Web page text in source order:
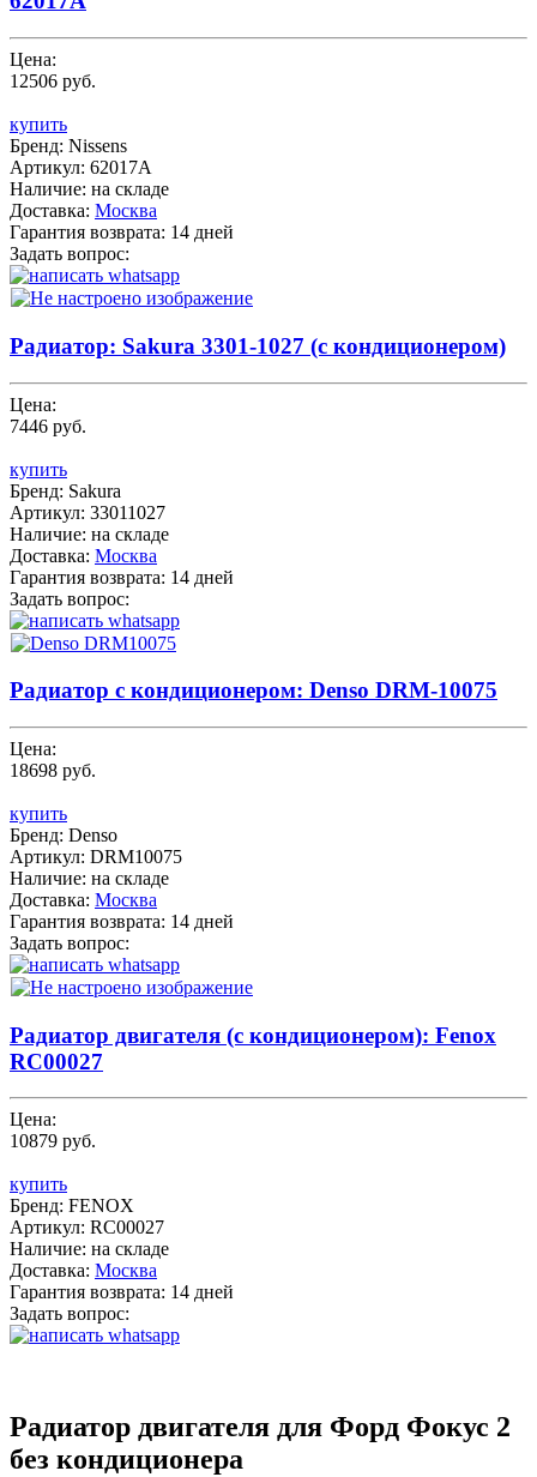
Цена:
12506 руб.
купить
Бренд: Nissens
Артикул: 62017A
Наличие: на складе
Доставка: Москва
Гарантия возврата: 14 дней
Задать вопрос:
Радиатор: Sakura 3301-1027 (с кондиционером)
Цена:
7446 руб.
купить
Бренд: Sakura
Артикул: 33011027
Наличие: на складе
Доставка: Москва
Гарантия возврата: 14 дней
Задать вопрос:
Радиатор с кондиционером: Denso DRM-10075
Цена:
18698 руб.
купить
Бренд: Denso
Артикул: DRM10075
Наличие: на складе
Доставка: Москва
Гарантия возврата: 14 дней
Задать вопрос:
Радиатор двигателя (с кондиционером): Fenox
RC00027
Цена:
10879 руб.
купить
Бренд: FENOX
Артикул: RC00027
Наличие: на складе
Доставка: Москва
Гарантия возврата: 14 дней
Задать вопрос:
Радиатор двигателя для Форд Фокус 2
без кондиционера